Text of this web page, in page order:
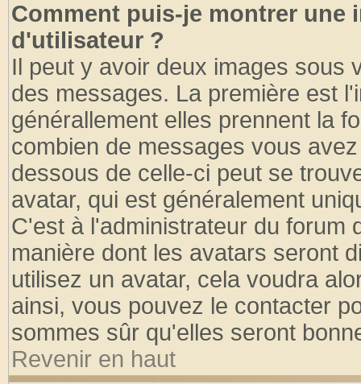
Comment puis-je montrer une
d'utilisateur ?
Il peut y avoir deux images sous
des messages. La première est
générallement elles prennent la
combien de messages vous
dessous de celle-ci peut se
avatar, qui est généralement
C'est à l'administrateur du forum
manière dont les avatars seront
utilisez un avatar, cela voudra
ainsi, vous pouvez le contacter
sommes sûr qu'elles seront
Revenir en haut